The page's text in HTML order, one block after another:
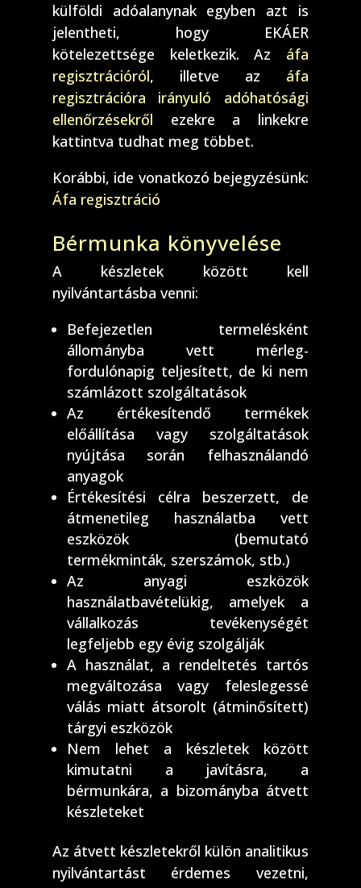
külföldi adóalanynak egyben azt is
jelentheti, hogy EKÁER
kötelezettsége keletkezik. Az áfa
regisztrációról, illetve az áfa
regisztrációra irányuló adóhatósági
ellenőrzésekről ezekre a linkekre
kattintva tudhat meg többet.
Korábbi, ide vonatkozó bejegyzésünk:
Áfa regisztráció
Bérmunka könyvelése
A készletek között kell
nyilvántartásba venni:
Befejezetlen termelésként
állományba vett mérleg-
fordulónapig teljesített, de ki nem
számlázott szolgáltatások
Az értékesítendő termékek
előállítása vagy szolgáltatások
nyújtása során felhasználandó
anyagok
Értékesítési célra beszerzett, de
átmenetileg használatba vett
eszközök (bemutató
termékminták, szerszámok, stb.)
Az anyagi eszközök
használatbavételükig, amelyek a
vállalkozás tevékenységét
legfeljebb egy évig szolgálják
A használat, a rendeltetés tartós
megváltozása vagy feleslegessé
válás miatt átsorolt (átminősített)
tárgyi eszközök
Nem lehet a készletek között
kimutatni a javításra, a
bérmunkára, a bizományba átvett
készleteket
Az átvett készletekről külön analitikus
nyilvántartást érdemes vezetni,